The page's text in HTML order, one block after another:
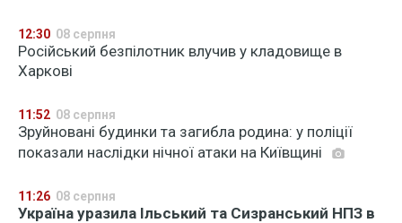
12:30 08 серпня
Російський безпілотник влучив у кладовище в
Харкові
11:52 08 серпня
Зруйновані будинки та загибла родина: у поліції
показали наслідки нічної атаки на Київщині
11:26 08 серпня
Україна уразила Ільський та Сизранський НПЗ в